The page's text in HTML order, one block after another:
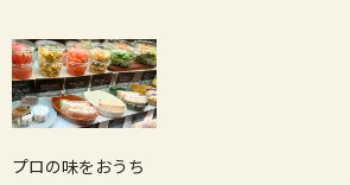
プロの味をおうち